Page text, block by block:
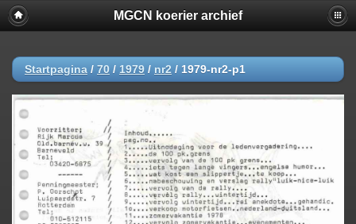
MGCN koerier archief
Startpagina / 70 / 1979 / nr2 / 1979-nr2-p1